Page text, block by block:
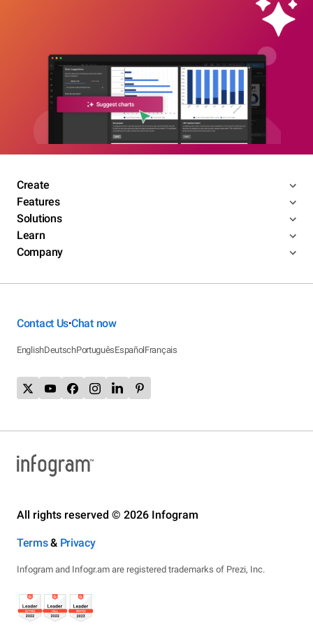
Create
Features
Solutions
Learn
Company
Contact Us•Chat now
EnglishDeutschPortuguêsEspañolFrançais
All rights reserved © 2026 Infogram
Terms& Privacy
Infogram and Infogr.am are registered trademarks of Prezi, Inc.